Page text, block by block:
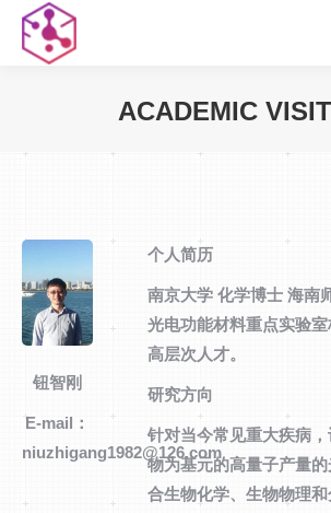
ACADEMIC
钮智刚
E-mail：
niuzhigang1982@126.com
个人简历
南京大学 化学博士 海南
光电功能材料重点实验
高层次人才。
研究方向
针对当今常见重大疾病
物为基元的高量子产量
合生物化学、生物物理和